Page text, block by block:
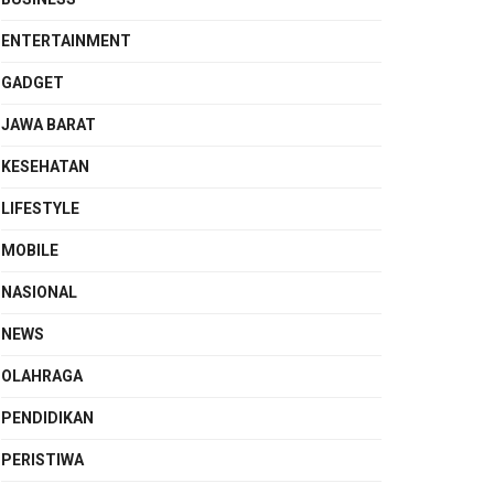
ENTERTAINMENT
GADGET
JAWA BARAT
KESEHATAN
LIFESTYLE
MOBILE
NASIONAL
NEWS
OLAHRAGA
PENDIDIKAN
PERISTIWA